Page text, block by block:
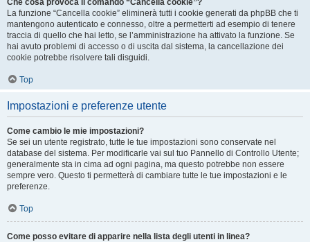
Che cosa provoca il comando “Cancella cookie”?
La funzione “Cancella cookie” eliminerà tutti i cookie generati da phpBB che ti
mantengono autenticato e connesso, oltre a permetterti ad esempio di tenere
traccia di quello che hai letto, se l’amministrazione ha attivato la funzione. Se
hai avuto problemi di accesso o di uscita dal sistema, la cancellazione dei
cookie potrebbe risolvere tali disguidi.
Top
Impostazioni e preferenze utente
Come cambio le mie impostazioni?
Se sei un utente registrato, tutte le tue impostazioni sono conservate nel
database del sistema. Per modificarle vai sul tuo Pannello di Controllo Utente;
generalmente sta in cima ad ogni pagina, ma questo potrebbe non essere
sempre vero. Questo ti permetterà di cambiare tutte le tue impostazioni e le
preferenze.
Top
Come posso evitare di apparire nella lista degli utenti in linea?